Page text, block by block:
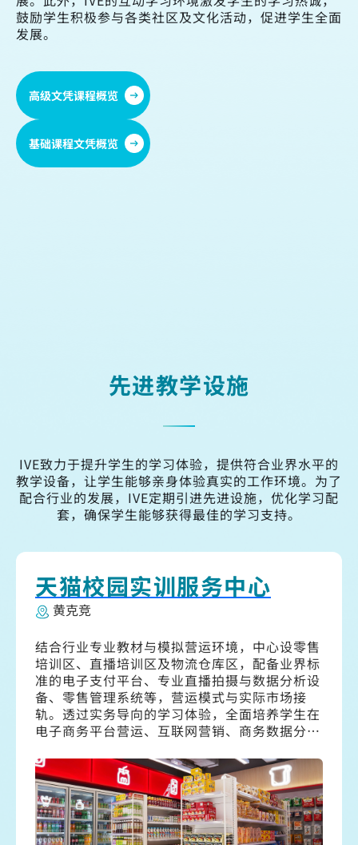
鼓励学生积极参与各类社区及文化活动，促进学生全面
发展。
高级文凭课程概览
基础课程文凭概览
先进教学设施
IVE致力于提升学生的学习体验，提供符合业界水平的
教学设备，让学生能够亲身体验真实的工作环境。为了
配合行业的发展，IVE定期引进先进设施，优化学习配
套，确保学生能够获得最佳的学习支持。
天猫校园实训服务中心
黄克竞
结合行业专业教材与模拟营运环境，中心设零售
培训区、直播培训区及物流仓库区，配备业界标
准的电子支付平台、专业直播拍摄与数据分析设
备、零售管理系统等，营运模式与实际市场接
轨。透过实务导向的学习体验，全面培养学生在
电子商务平台营运、互联网营销、商务数据分
实战能力，提升专业能力与职场竞争力。